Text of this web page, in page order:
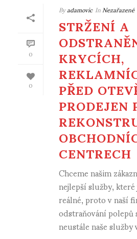
0
0
ByadamovicInNezařazené
STRŽENÍ A
KRYCÍCH,
PŘED
PRODEJEN
CENTRECH
Chceme našim
nejlepší služby,
reálné, proto v naší
odstraňování
neustále naše